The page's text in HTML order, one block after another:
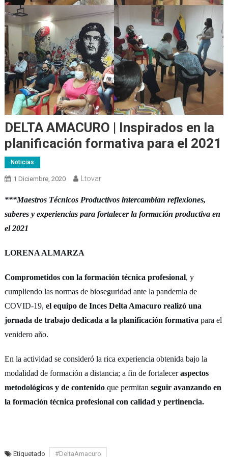
DELTA AMACURO | Inspirados en la
planificación formativa para el 2021
Noticias
1 Diciembre, 2020 Ltovar
***Maestros Técnicos Productivos intercambian reflexiones,
saberes y experiencias para fortalecer la formación productiva en
el 2021
LORENA ALMARZA
Comprometidos con la formación técnica profesional, y
cumpliendo las normas de bioseguridad ante la pandemia de
COVID-19, el equipo de Inces Delta Amacuro realizó una
jornada de trabajo dedicada a la planificación formativa para el
venidero año.
En la actividad se consideró la rica experiencia obtenida bajo la
modalidad de formación a distancia; a fin de fortaleceraspectos
metodológicos y de contenidoque permitan seguir avanzando en
la formación técnica profesional con calidad y pertinencia.
Etiquetado #DeltaAmacuro